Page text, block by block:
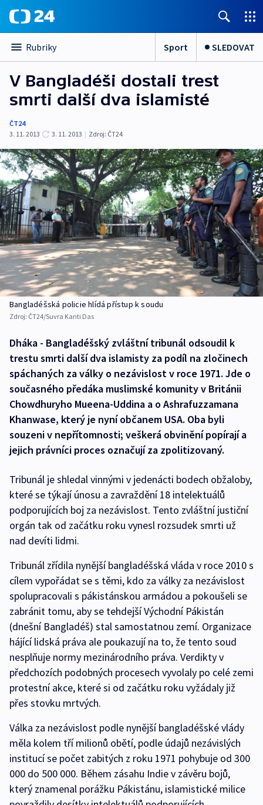
Rubriky Sport SLEDOVAT
V Bangladéši dostali trest
smrti další dva islamisté
ČT24
3. 11. 2013
3. 11. 2013 | Zdroj: ČT24
Bangladéšská policie hlídá přístup k soudu
Zdroj: ČT24/Suvra Kanti Das
Dháka - Bangladéšský zvláštní tribunál odsoudil k
trestu smrti další dva islamisty za podíl na zločinech
spáchaných za války o nezávislost v roce 1971. Jde o
současného předáka muslimské komunity v Británii
Chowdhuryho Mueena-Uddina a o Ashrafuzzamana
Khanwase, který je nyní občanem USA. Oba byli
souzeni v nepřítomnosti; veškerá obvinění popírají a
jejich právníci proces označují za zpolitizovaný.
Tribunál je shledal vinnými v jedenácti bodech obžaloby,
které se týkají únosu a zavraždění 18 intelektuálů
podporujících boj za nezávislost. Tento zvláštní justiční
orgán tak od začátku roku vynesl rozsudek smrti už
nad devíti lidmi.
Tribunál zřídila nynější bangladéšská vláda v roce 2010 s
cílem vypořádat se s těmi, kdo za války za nezávislost
spolupracovali s pákistánskou armádou a pokoušeli se
zabránit tomu, aby se tehdejší Východní Pákistán
(dnešní Bangladéš) stal samostatnou zemí. Organizace
hájící lidská práva ale poukazují na to, že tento soud
nesplňuje normy mezinárodního práva. Verdikty v
předchozích podobných procesech vyvolaly po celé zemi
protestní akce, které si od začátku roku vyžádaly již
přes stovku mrtvých.
Válka za nezávislost podle nynější bangladéšské vlády
měla kolem tří milionů obětí, podle údajů nezávislých
institucí se počet zabitých z roku 1971 pohybuje od 300
000 do 500 000. Během zásahu Indie v závěru bojů,
který znamenal porážku Pákistánu, islamistické milice